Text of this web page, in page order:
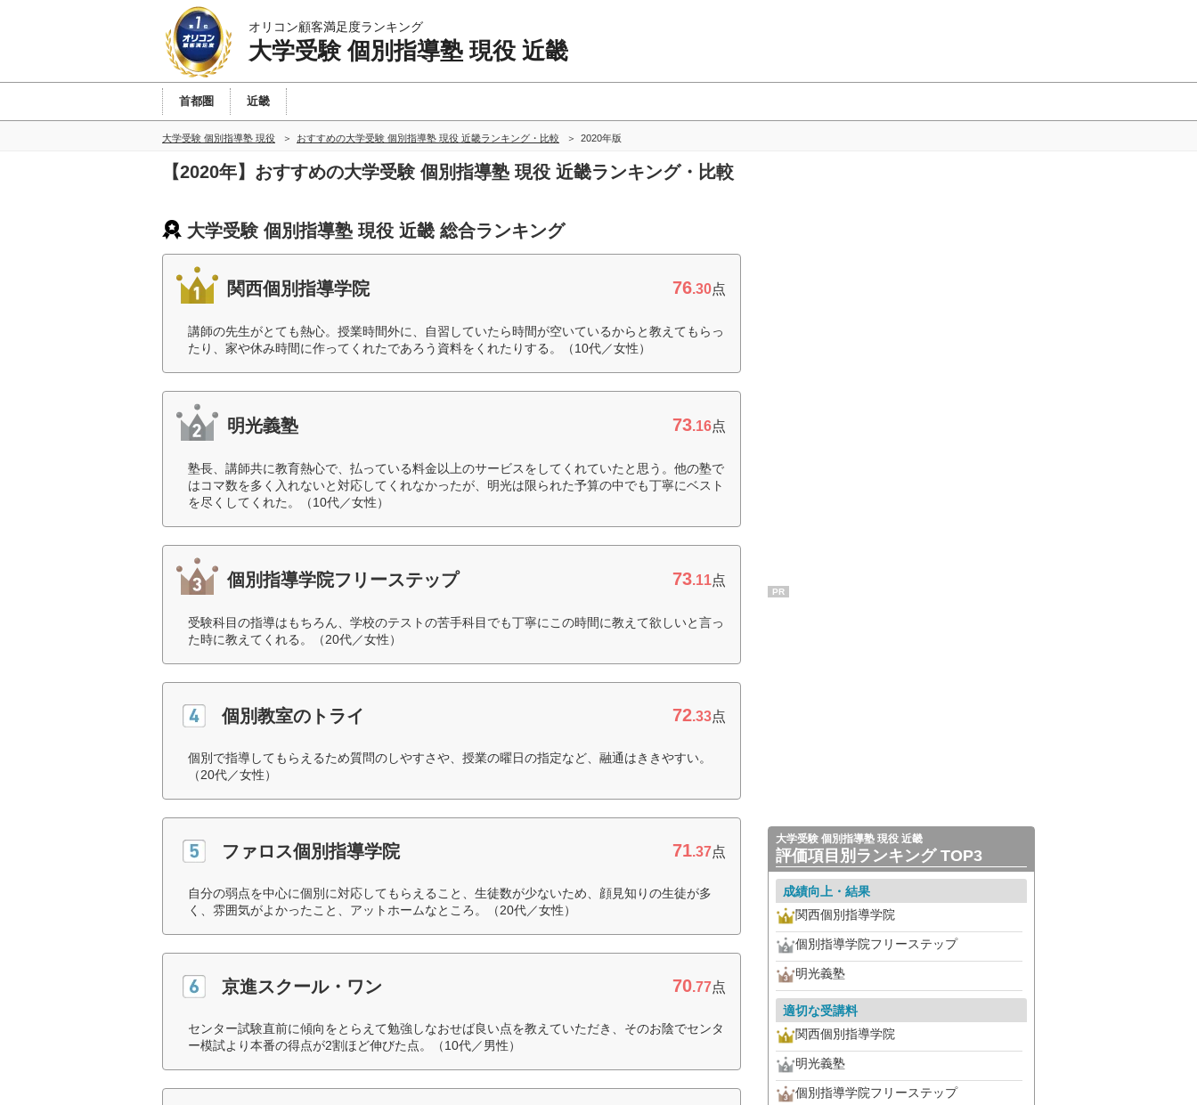
オリコン顧客満足度ランキング
大学受験 個別指導塾 現役 近畿
首都圏 近畿
大学受験 個別指導塾 現役 おすすめの大学受験 個別指導塾 現役 近畿ランキング・比較 2020年版
【2020年】おすすめの大学受験 個別指導塾 現役 近畿ランキング・比較
大学受験 個別指導塾 現役 近畿 総合ランキング
関西個別指導学院 76.30点
講師の先生がとても熱心。授業時間外に、自習していたら時間が空いているからと教えてもらっ
たり、家や休み時間に作ってくれたであろう資料をくれたりする。（10代／女性）
明光義塾 73.16点
塾長、講師共に教育熱心で、払っている料金以上のサービスをしてくれていたと思う。他の塾で
はコマ数を多く入れないと対応してくれなかったが、明光は限られた予算の中でも丁寧にベスト
を尽くしてくれた。（10代／女性）
個別指導学院フリーステップ 73.11点
受験科目の指導はもちろん、学校のテストの苦手科目でも丁寧にこの時間に教えて欲しいと言っ
た時に教えてくれる。（20代／女性）
個別教室のトライ 72.33点
個別で指導してもらえるため質問のしやすさや、授業の曜日の指定など、融通はききやすい。
（20代／女性）
ファロス個別指導学院 71.37点
自分の弱点を中心に個別に対応してもらえること、生徒数が少ないため、顔見知りの生徒が多
く、雰囲気がよかったこと、アットホームなところ。（20代／女性）
京進スクール・ワン 70.77点
センター試験直前に傾向をとらえて勉強しなおせば良い点を教えていただき、そのお陰でセンタ
ー模試より本番の得点が2割ほど伸びた点。（10代／男性）
PR
大学受験 個別指導塾 現役 近畿
評価項目別ランキング TOP3
成績向上・結果
関西個別指導学院
個別指導学院フリーステップ
明光義塾
適切な受講料
関西個別指導学院
明光義塾
個別指導学院フリーステップ